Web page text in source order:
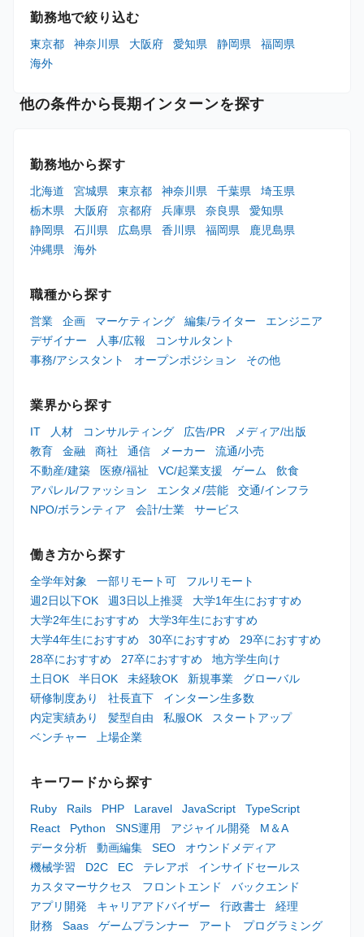
勤務地で絞り込む
東京都 神奈川県 大阪府 愛知県 静岡県
福岡県
海外
他の条件から長期インターンを探す
勤務地から探す
北海道 宮城県 東京都 神奈川県 千葉県
埼玉県
栃木県
大阪府 京都府 兵庫県 奈良県
愛知県
静岡県
石川県 広島県 香川県 福岡県
鹿児島県
沖縄県
海外
職種から探す
営業 企画 マーケティング 編集/ライター
エンジニア
デザイナー
人事/広報
コンサルタント
事務/アシスタント
オープンポジション その他
業界から探す
IT 人材 コンサルティング 広告/PR
メディア/出版
教育
金融 商社 通信 メーカー
流通/小売
不動産/建築
医療/福祉 VC/起業支援 ゲーム
飲食
アパレル/ファッション
エンタメ/芸能
交通/インフラ
NPO/ボランティア
会計/士業 サービス
働き方から探す
全学年対象 一部リモート可
フルリモート
週2日以下OK
週3日以上推奨
大学1年生におすすめ
大学2年生におすすめ
大学3年生におすすめ
大学4年生におすすめ
30卒におすすめ
29卒におすすめ
28卒におすすめ
27卒におすすめ
地方学生向け
土日OK
半日OK 未経験OK 新規事業
グローバル
研修制度あり
社長直下
インターン生多数
内定実績あり
髪型自由 私服OK
スタートアップ
ベンチャー
上場企業
キーワードから探す
Ruby Rails PHP Laravel JavaScript
TypeScript
React
Python SNS運用 アジャイル開発
M＆A
データ分析
動画編集 SEO
オウンドメディア
機械学習
D2C EC テレアポ
インサイドセールス
カスタマーサクセス
フロントエンド
バックエンド
アプリ開発
キャリアアドバイザー 行政書士
経理
財務
Saas ゲームプランナー アート
プログラミング